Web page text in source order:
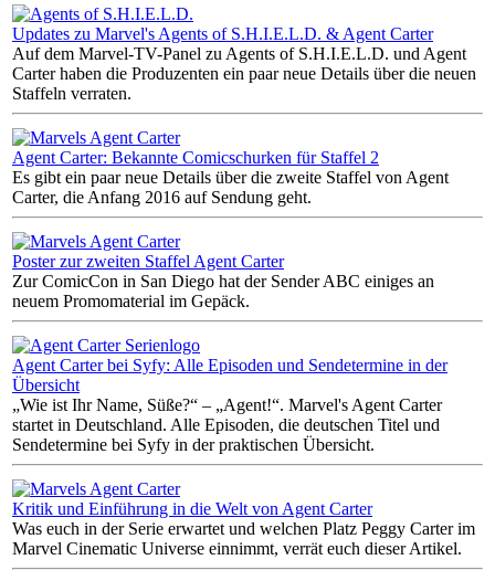
Updates zu Marvel's Agents of S.H.I.E.L.D. & Agent Carter
Auf dem Marvel-TV-Panel zu Agents of S.H.I.E.L.D. und Agent
Carter haben die Produzenten ein paar neue Details über die neuen
Staffeln verraten.
Agent Carter: Bekannte Comicschurken für Staffel 2
Es gibt ein paar neue Details über die zweite Staffel von Agent
Carter, die Anfang 2016 auf Sendung geht.
Poster zur zweiten Staffel Agent Carter
Zur ComicCon in San Diego hat der Sender ABC einiges an
neuem Promomaterial im Gepäck.
Agent Carter bei Syfy: Alle Episoden und Sendetermine in der
Übersicht
„Wie ist Ihr Name, Süße?“ – „Agent!“. Marvel's Agent Carter
startet in Deutschland. Alle Episoden, die deutschen Titel und
Sendetermine bei Syfy in der praktischen Übersicht.
Kritik und Einführung in die Welt von Agent Carter
Was euch in der Serie erwartet und welchen Platz Peggy Carter im
Marvel Cinematic Universe einnimmt, verrät euch dieser Artikel.